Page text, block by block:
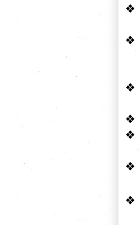
❖
❖
❖
❖
❖
❖
❖